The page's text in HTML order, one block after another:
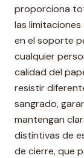
proporciona
las
en el soporte
cualquier
calidad del
resistir
sangrado,
mantengan
distintivas de
de cierre, que